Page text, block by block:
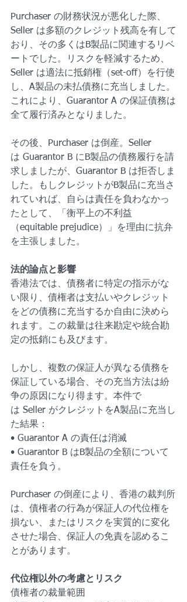
Purchaser の財務状況が悪化した際、
Seller は多額のクレジット残高を有して
おり、その多くはB製品に関連するリベ
ートでした。リスクを軽減するため、
Seller は適法に抵銷権（set-off）を行使
し、A製品の未払債務に充当しました。
これにより、Guarantor A の保証債務は
全て履行済みとなりました。
その後、Purchaser は倒産。Seller
は Guarantor B にB製品の債務履行を請
求しましたが、Guarantor B は拒否しま
した。もしクレジットがB製品に充当さ
れていれば、自らは責任を負わなかっ
たとして、「衡平上の不利益
（equitable prejudice）」を理由に抗弁
を主張しました。
法的論点と影響
香港法では、債務者に特定の指示がな
い限り、債権者は支払いやクレジット
をどの債務に充当するか自由に決めら
れます。この裁量は往来勘定や統合勘
定の抵銷にも及びます。
しかし、複数の保証人が異なる債務を
保証している場合、その充当方法は紛
争の原因になり得ます。本件で
は Seller がクレジットをA製品に充当し
た結果：
• Guarantor A の責任は消滅
• Guarantor B はB製品の全額について
責任を負う 。
Purchaser の倒産により、香港の裁判所
は、債権者の行為が保証人の代位権を
損ない、またはリスクを実質的に変化
させた場合、保証人の免責を認めるこ
とがあります。
代位権以外の考慮とリスク
債権者の裁量範囲